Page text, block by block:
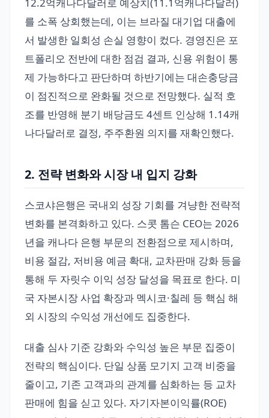
를 소폭 상회했는데, 이는 브라질 대기업 대출에
서 발생한 일회성 손실 영향이 컸다. 경영진은 포
트폴리오 전반에 대한 점검 결과, 신용 위험이 통
제 가능하다고 판단하며 하반기에는 대손충당금
이 점진적으로 완화될 것으로 전망했다. 실적 호
조를 반영해 분기 배당금도 4센트 인상해 1.14캐
나다달러로 결정, 주주환원 의지를 재확인했다.
2. 전략 변화와 시장 내 입지 강화
스코샤은행은 국내외 성장 기회를 겨냥한 전략적
변화를 본격화하고 있다. 스콧 톰슨 CEO는 2026
년을 캐나다 은행 부문의 전환점으로 제시하며,
비용 절감, 저비용 예금 확대, 교차판매 강화 등을
통해 두 자릿수 이익 성장 달성을 목표로 한다. 미
국 자본시장 사업 확장과 멕시코·칠레 등 핵심 해
외 시장의 수익성 개선에도 집중한다.
대출 심사 기준 강화와 수익성 높은 부문 집중이
전략의 핵심이다. 단일 상품 모기지 고객 비중을
줄이고, 기존 고객과의 관계를 심화하는 등 교차
판매에 힘을 싣고 있다. 자기자본이익률(ROE)